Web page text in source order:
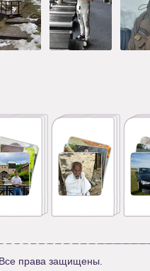
права защищены.